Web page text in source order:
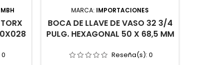
0
MARCA: IMPORTACIONES
BOCA DE LLAVE DE VASO 32 3/4
PULG. HEXAGONAL 50 X 68,5 MM
Reseña(s): 0